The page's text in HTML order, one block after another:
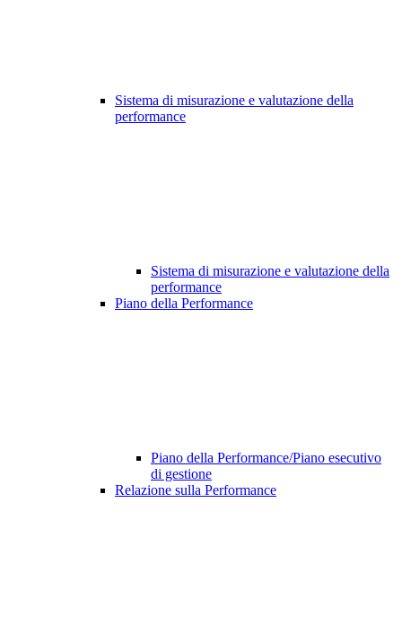
Sistema di misurazione e valutazione della
performance
Sistema di misurazione e valutazione della
performance
Piano della Performance
Piano della Performance/Piano esecutivo
di gestione
Relazione sulla Performance